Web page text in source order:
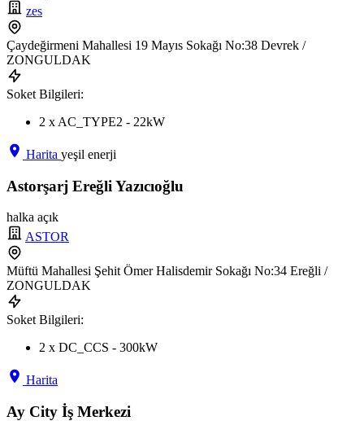
zes
Çaydeğirmeni Mahallesi 19 Mayıs Sokağı No:38 Devrek /
ZONGULDAK
Soket Bilgileri:
2 x AC_TYPE2 - 22kW
Harita yeşil enerji
Astorşarj Ereğli Yazıcıoğlu
halka açık
ASTOR
Müftü Mahallesi Şehit Ömer Halisdemir Sokağı No:34 Ereğli /
ZONGULDAK
Soket Bilgileri:
2 x DC_CCS - 300kW
Harita
Ay City İş Merkezi